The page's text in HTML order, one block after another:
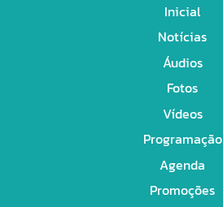
Inicial
Notícias
Áudios
Fotos
Vídeos
Programação
Agenda
Promoções